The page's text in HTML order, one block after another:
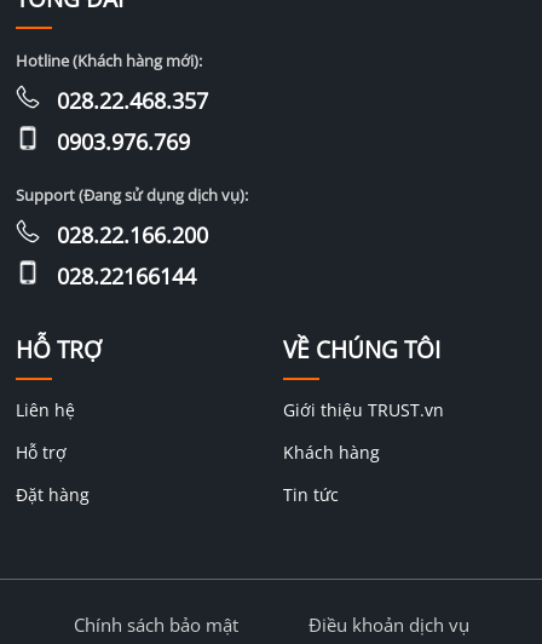
HỖ TRỢ
Liên hệ
Hỗ trợ
Đặt hàng
VỀ CHÚNG TÔI
Giới thiệu TRUST.vn
Khách hàng
Tin tức
Hotline (Khách hàng mới):
028.22.468.357
0903.976.769
Support (Đang sử dụng dịch vụ):
028.22.166.200
028.22166144
Chính sách bảo mật Điều khoản dịch vụ